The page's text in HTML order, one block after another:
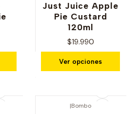
Just Juice Apple
Pie Custard
120ml
$19.990
Ver opciones
|Bombo